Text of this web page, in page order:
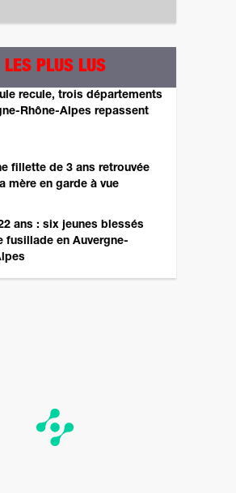
LES PLUS LUS
recule, trois départements
Rhône-Alpes repassent
fillette de 3 ans retrouvée
mère en garde à vue
ans : six jeunes blessés
fusillade en Auvergne-